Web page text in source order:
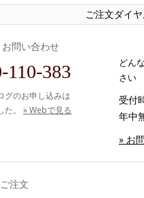
ご注文ダイ
お問い合わせ
110-383
グのお申し込みは
た。 » Webで見る
どん
さい
受付
年中
» お
注文